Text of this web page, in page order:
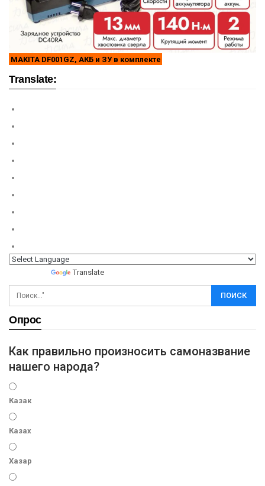
MAKITA DF001GZ, АКБ и ЗУ в комплекте
Translate:
Translate
Опрос
Как правильно произносить самоназвание
нашего народа?
Казак
Казах
Хазар